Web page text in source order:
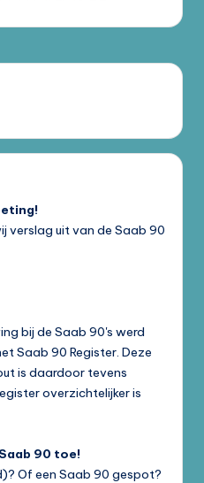
verslag uit van de Saab 90
bij de Saab 90's werd
Saab 90 Register. Deze
is daardoor tevens
overzichtelijker is
90 toe!
Of een Saab 90 gespot?